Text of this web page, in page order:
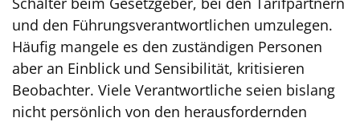
und den Führungsverantwortlichen umzulegen.
Häufig mangele es den zuständigen Personen
aber an Einblick und Sensibilität, kritisieren
Beobachter. Viele Verantwortliche seien bislang
nicht persönlich von den herausfordernden